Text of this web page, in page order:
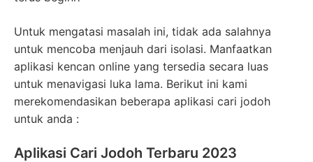
Untuk mengatasi masalah ini, tidak ada salahnya
untuk mencoba menjauh dari isolasi. Manfaatkan
aplikasi kencan online yang tersedia secara luas
untuk menavigasi luka lama. Berikut ini kami
merekomendasikan beberapa aplikasi cari jodoh
untuk anda :
Aplikasi Cari Jodoh Terbaru 2023